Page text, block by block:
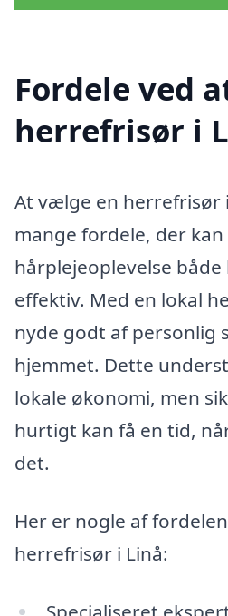
Fordele ved
herrefrisør i
At vælge en herrefrisør
mange fordele, der
hårplejeoplevelse
effektiv. Med en lokal
nyde godt af personlig
hjemmet. Dette
lokale økonomi, men
hurtigt kan få en tid,
det.
Her er nogle af
herrefrisør i Linå: